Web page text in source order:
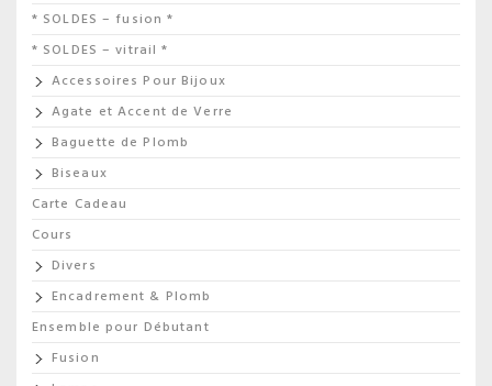
* SOLDES – fusion *
* SOLDES – vitrail *
Accessoires Pour Bijoux
Agate et Accent de Verre
Baguette de Plomb
Biseaux
Carte Cadeau
Cours
Divers
Encadrement & Plomb
Ensemble pour Débutant
Fusion